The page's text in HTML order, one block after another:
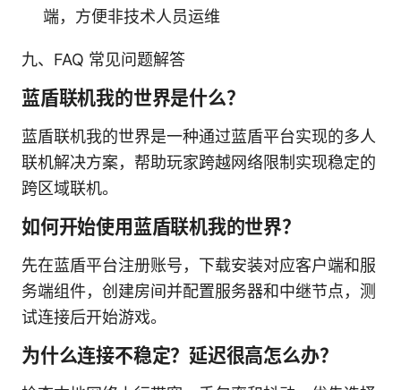
端，方便非技术人员运维
九、FAQ 常见问题解答
蓝盾联机我的世界是什么？
蓝盾联机我的世界是一种通过蓝盾平台实现的多人
联机解决方案，帮助玩家跨越网络限制实现稳定的
跨区域联机。
如何开始使用蓝盾联机我的世界？
先在蓝盾平台注册账号，下载安装对应客户端和服
务端组件，创建房间并配置服务器和中继节点，测
试连接后开始游戏。
为什么连接不稳定？延迟很高怎么办？